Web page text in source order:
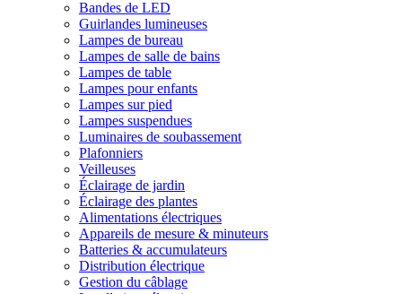
Bandes de LED
Guirlandes lumineuses
Lampes de bureau
Lampes de salle de bains
Lampes de table
Lampes pour enfants
Lampes sur pied
Lampes suspendues
Luminaires de soubassement
Plafonniers
Veilleuses
Éclairage de jardin
Éclairage des plantes
Alimentations électriques
Appareils de mesure & minuteurs
Batteries & accumulateurs
Distribution électrique
Gestion du câblage